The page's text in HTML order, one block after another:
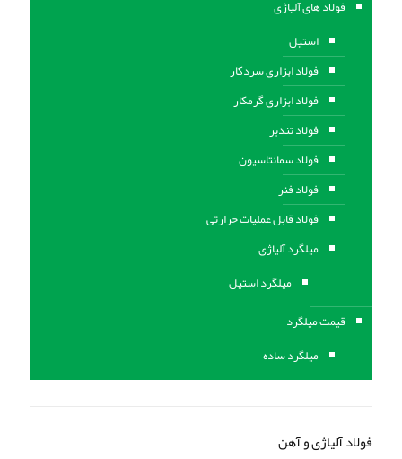
فولاد های آلیاژی
استیل
فولاد ابزاری سردکار
فولاد ابزاری گرمکار
فولاد تندبر
فولاد سمانتاسیون
فولاد فنر
فولاد قابل عملیات حرارتی
ميلگرد آلیاژی
میلگرد استیل
قیمت میلگرد
میلگرد ساده
فولاد آلیاژی و آهن